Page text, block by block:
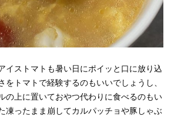
イストマトも暑い日にポイッと口に放り込
をトマトで経験するのもいいでしょうし、
の上に置いておやつ代わりに食べるのもい
凍ったまま崩してカルパッチョや豚しゃぶ